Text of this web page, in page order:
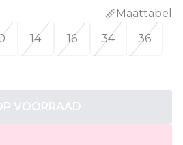
Maattabel
14 16 34 36
VOORRAAD